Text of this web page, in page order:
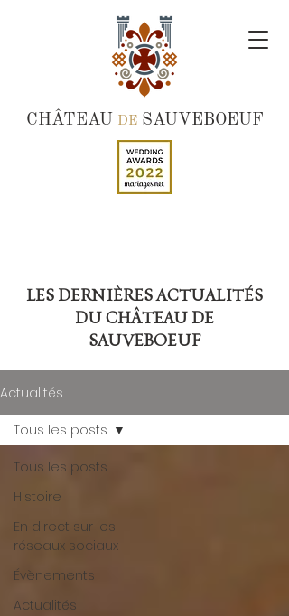
CHÂTEAU DESAUVEBOEUF
LES DERNIÈRES ACTUALITÉS
DU CHÂTEAU DE
SAUVEBOEUF
Actualités
Tous les posts
Histoire
En direct sur les
réseaux sociaux
Évènements
Actualités
Tous les posts